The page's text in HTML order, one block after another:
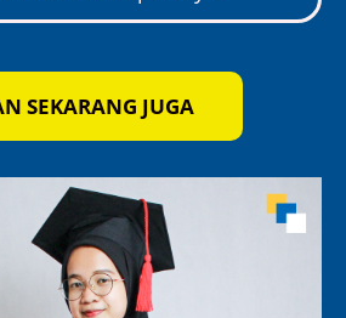
SEKARANG JUGA